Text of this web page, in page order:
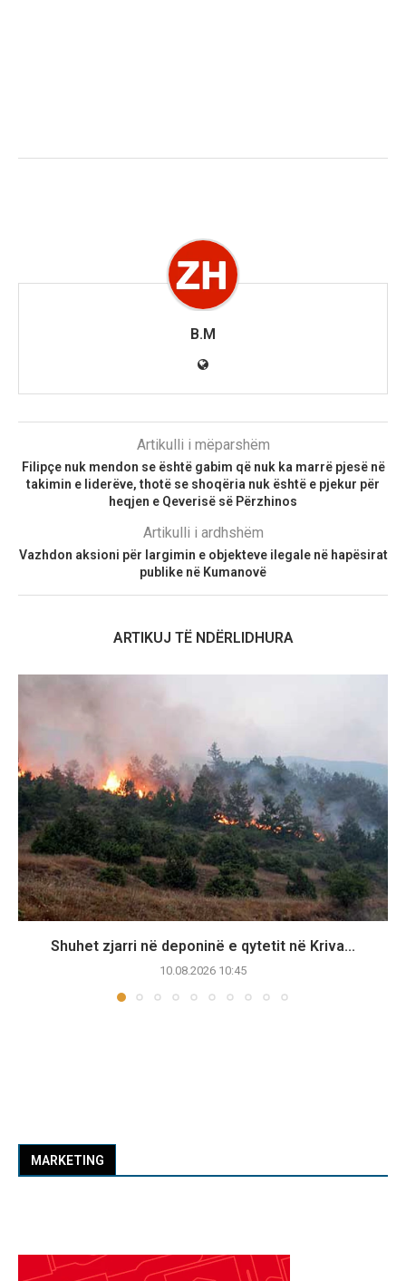
B.M
Artikulli i mëparshëm
Filipçe nuk mendon se është gabim që nuk ka marrë pjesë në
takimin e liderëve, thotë se shoqëria nuk është e pjekur për
heqjen e Qeverisë së Përzhinos
Artikulli i ardhshëm
Vazhdon aksioni për largimin e objekteve ilegale në hapësirat
publike në Kumanovë
ARTIKUJ TË NDËRLIDHURA
Shuhet zjarri në deponinë e qytetit në Kriva...
10.08.2026 10:45
MARKETING